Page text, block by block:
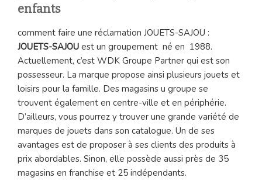
enfants
comment faire une réclamation JOUETS-SAJOU :
JOUETS-SAJOU est un groupement né en 1988.
Actuellement, c’est WDK Groupe Partner qui est son
possesseur. La marque propose ainsi plusieurs jouets et
loisirs pour la famille. Des magasins u groupe se
trouvent également en centre-ville et en périphérie.
D’ailleurs, vous pourrez y trouver une grande variété de
marques de jouets dans son catalogue. Un de ses
avantages est de proposer à ses clients des produits à
prix abordables. Sinon, elle possède aussi près de 35
magasins en franchise et 25 indépendants.